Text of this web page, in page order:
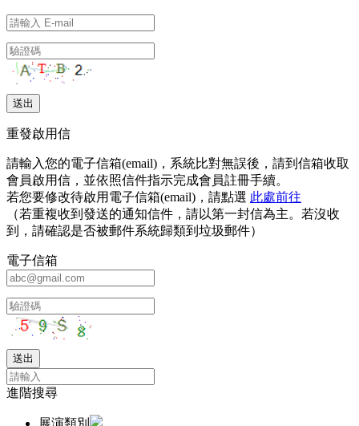
重發啟用信
請輸入您的電子信箱(email)，系統比對無誤後，請到信箱收取
會員啟用信，並依照信件指示完成會員註冊手續。
若您要修改待啟用電子信箱(email)，請點選 此處前往
（若重複收到發送的通知信件，請以第一封信為主。若沒收
到，請確認是否被郵件系統歸類到垃圾郵件）
電子信箱
進階搜尋
展演類別